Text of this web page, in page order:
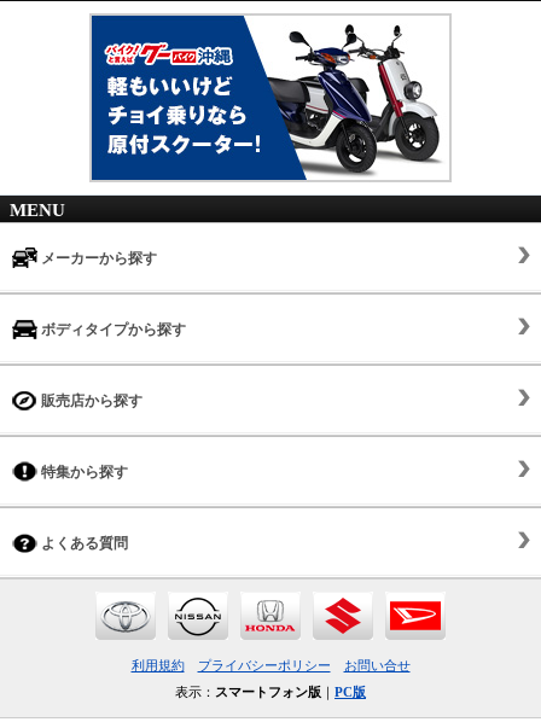
MENU
メーカーから探す
ボディタイプから探す
販売店から探す
特集から探す
よくある質問
利用規約 プライバシーポリシー
お問い合せ
表示： スマートフォン版 ｜ PC版